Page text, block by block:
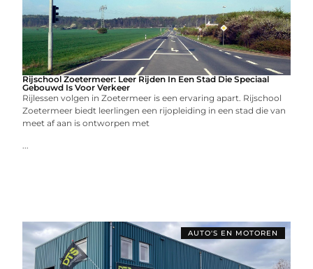
Rijschool Zoetermeer: Leer Rijden In Een Stad Die Speciaal
Gebouwd Is Voor Verkeer
Rijlessen volgen in Zoetermeer is een ervaring apart. Rijschool
Zoetermeer biedt leerlingen een rijopleiding in een stad die van
meet af aan is ontworpen met
...
AUTO'S EN MOTOREN